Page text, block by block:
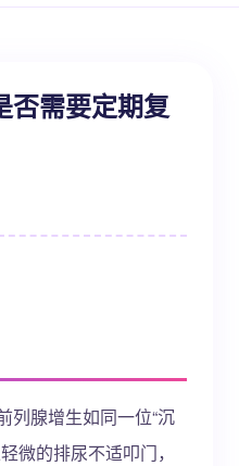
否需要定期复
列腺增生如同一位“沉
微的排尿不适叩门，